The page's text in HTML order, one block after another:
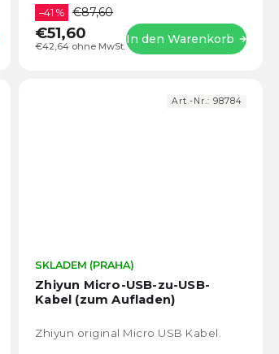
€42,64 ohne MwSt.
–41 % €87,60
€51,60 In den Warenkorb
USB-C-Anschlüsse...
durchschnittliche
Produktbewertung
Zhiyun Micro-USB-zu-USB-
Kabel (zum Aufladen)
SKLADEM (PRAHA)
Zhiyun original Micro USB Kabel.
Art.-Nr.: 98784